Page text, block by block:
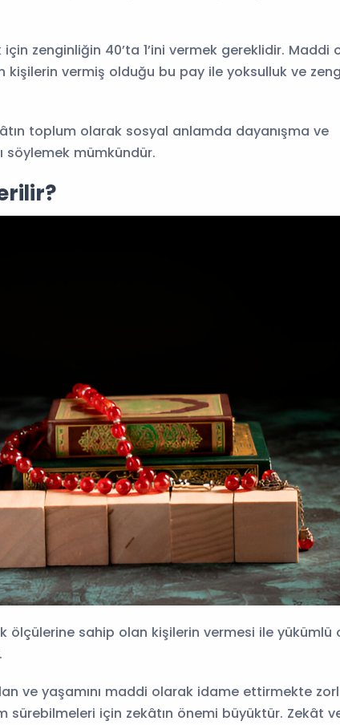
için zenginliğin 40’ta 1’ini vermek gereklidir. Maddi
kişilerin vermiş olduğu bu pay ile yoksulluk ve
toplum olarak sosyal anlamda dayanışma ve
söylemek mümkündür.
ölçülerine sahip olan kişilerin vermesi ile yükümlü
ve yaşamını maddi olarak idame ettirmekte
sürebilmeleri için zekâtın önemi büyüktür. Zekât